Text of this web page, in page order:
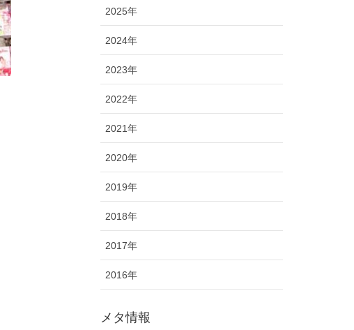
2025年
2024年
2023年
2022年
2021年
2020年
2019年
2018年
2017年
2016年
メタ情報